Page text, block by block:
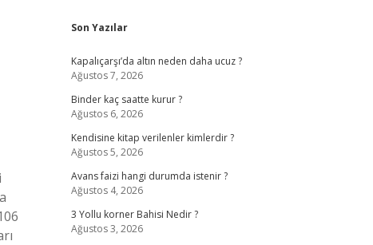
Sidebar
Son Yazılar
Kapalıçarşı’da altın neden daha ucuz ?
Ağustos 7, 2026
Binder kaç saatte kurur ?
Ağustos 6, 2026
Kendisine kitap verilenler kimlerdir ?
Ağustos 5, 2026
Avans faizi hangi durumda istenir ?
Ağustos 4, 2026
3 Yollu korner Bahisi Nedir ?
Ağustos 3, 2026
ilbet güncel giriş adresi